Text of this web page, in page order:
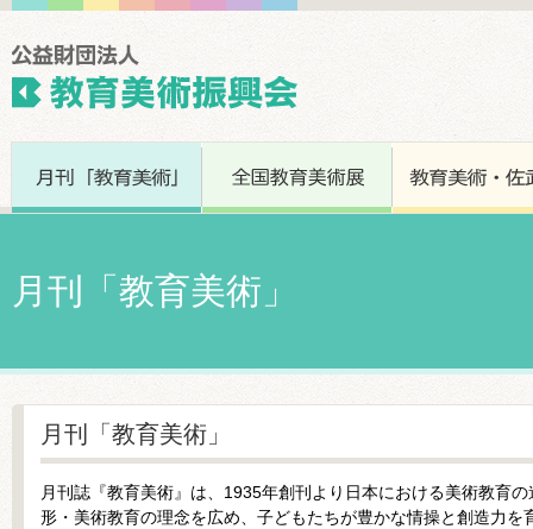
月刊「教育美術」
月刊「教育美術」
月刊誌『教育美術』は、1935年創刊より日本における美術教育
形・美術教育の理念を広め、子どもたちが豊かな情操と創造力